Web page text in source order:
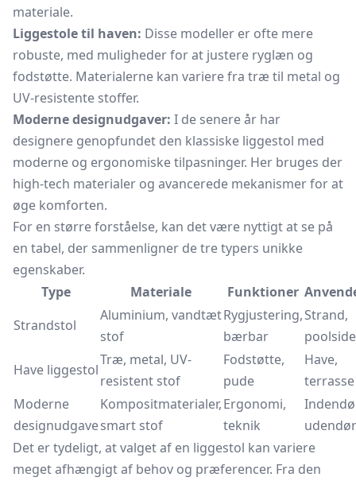
materiale.
Liggestole til haven: Disse modeller er ofte mere
robuste, med muligheder for at justere ryglæn og
fodstøtte. Materialerne kan variere fra træ til metal og
UV-resistente stoffer.
Moderne designudgaver: I de senere år har
designere genopfundet den klassiske liggestol med
moderne og ergonomiske tilpasninger. Her bruges der
high-tech materialer og avancerede mekanismer for at
øge komforten.
For en større forståelse, kan det være nyttigt at se på
en tabel, der sammenligner de tre typers unikke
egenskaber.
Type
Materiale Funktioner
Strandstol
Aluminium, vandtæt
stof
Rygjustering,
bærbar
Strand,
poolside
Have liggestol
Træ, metal, UV-
resistent stof
Fodstøtte,
pude
Have,
terrasse
Moderne
designudgave
Kompositmaterialer,
smart stof
Ergonomi,
teknik
Det er tydeligt, at valget af en liggestol kan variere
meget afhængigt af behov og præferencer. Fra den